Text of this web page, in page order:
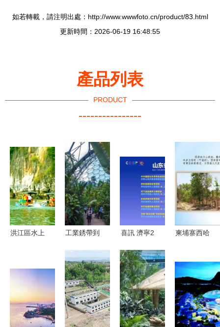
如若轉載，請注明出處：http://www.wwwfoto.cn/product/83.html
更新時間：2026-06-19 16:48:55
產品列表
PRODUCT
----------------
洪江區水上
水文旅新名
工業銹帶到
工廠與廢棄
地如何變身
網紅打卡點
喜訊 濟寧2
項目在儒商
大會2018
精品旅游產
業論壇成功
簽約
柬埔寨西哈
頃旅游地產
開發項目推
薦